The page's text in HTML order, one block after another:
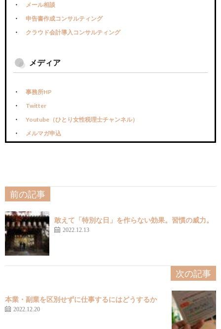
メール相談
申告書作成コンサルティング
クラウド会計導入コンサルティング
メディア
事務所HP
Twitter
Youtube（ひとり女性税理士チャンネル）
メルマガ申込
前の記事
敢えて「特別な日」を作らない効果。習慣の威力。
2022.12.13
次の記事
本業・副業を区別せずに仕事するにはどうするか
2022.12.20